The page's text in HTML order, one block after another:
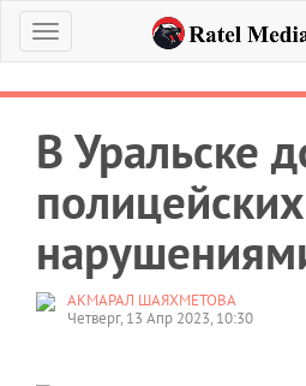
Меню
В Уральске
АКМАРАЛ ШАЯХМЕТОВА
Четверг, 13 Апр 2023, 10:30